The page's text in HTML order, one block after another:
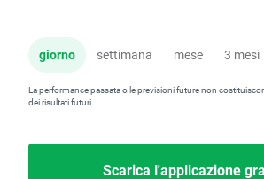
giorno settimana mese 3 mesi
La performance passata o le previsioni future non
dei risultati futuri.
Scarica l'applicazione